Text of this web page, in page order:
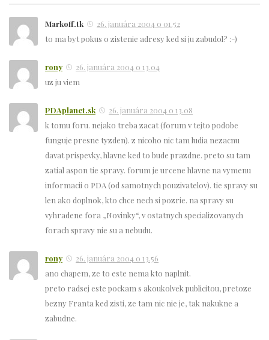
Markoff.tk
26. januára 2004 o 01.52
to ma byt pokus o zistenie adresy ked si ju zabudol? :-)
rony
26. januára 2004 o 13.04
uz ju viem
PDAplanet.sk
26. januára 2004 o 13.08
k tomu foru. nejako treba zacat (forum v tejto podobe
funguje presne tyzden). z nicoho nic tam ludia nezacnu
davat prispevky, hlavne ked to bude prazdne. preto su tam
zatial aspon tie spravy. forum je urcene hlavne na vymenu
informacii o PDA (od samotnych pouzivatelov). tie spravy su
len ako doplnok, kto chce nech si pozrie. na spravy su
vyhradene fora „Novinky“, v ostatnych specializovanych
forach spravy nie su a nebudu.
rony
26. januára 2004 o 13.56
ano chapem, ze to este nema kto naplnit.
preto radsej este pockam s akoukolvek publicitou, pretoze
bezny Franta ked zisti, ze tam nic nie je, tak nakukne a
zabudne.